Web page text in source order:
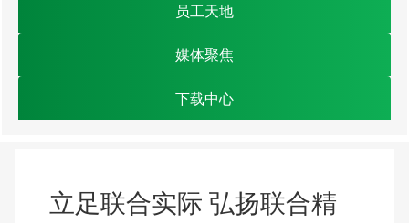
员工天地
媒体聚焦
下载中心
立足联合实际 弘扬联合精